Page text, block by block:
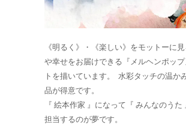
《明るく》・《楽しい》をモットーに
や幸せをお届けできる『メルヘンポッ
トを描いています。 水彩タッチの温か
品が得意です。
『 絵本作家 』になって『 みんなのうた
担当するのが夢です。